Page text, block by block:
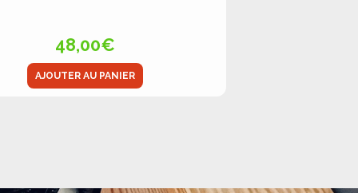
48,00€
AJOUTER AU PANIER